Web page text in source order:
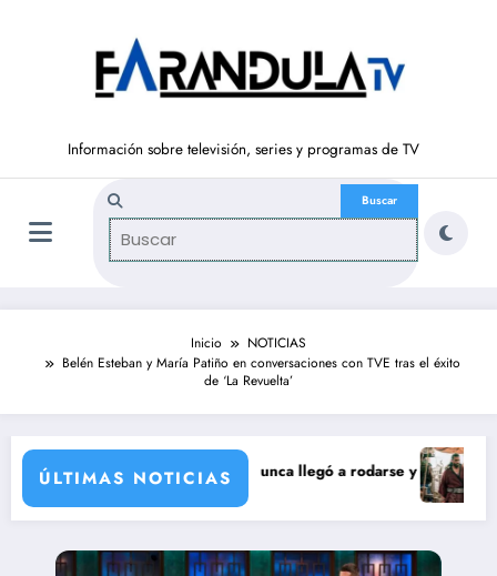
Información sobre televisión, series y programas de TV
Inicio
NOTICIAS
Belén Esteban y María Patiño en conversaciones con TVE tras el éxito
de ‘La Revuelta’
ÚLTIMAS NOTICIAS
de María Castro
Carmina Ordóñez que nunca llegó a rodarse y que convertía a